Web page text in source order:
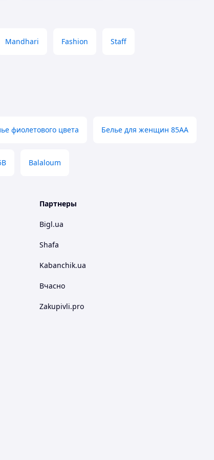
Mandhari Fashion Staff
фиолетового цвета Белье для женщин 85АА
Balaloum
Партнеры
Bigl.ua
Shafa
Kabanchik.ua
Вчасно
Zakupivli.pro